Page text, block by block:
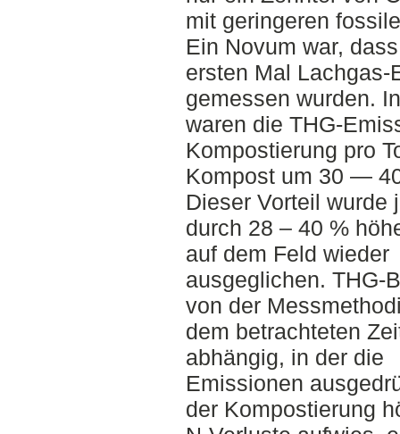
mit geringeren
Ein Novum war,
ersten Mal Lachgas-
gemessen wurden.
waren die THG-
Kompostierung pro
Kompost um 30 —
Dieser Vorteil wurde
durch 28 – 40 %
auf dem Feld wieder
ausgeglichen. THG-
von der
dem betrachteten
abhängig, in der die
Emissionen
der Kompostierung